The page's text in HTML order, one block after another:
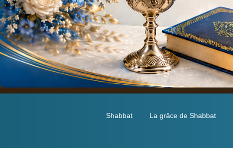
La grâce de Shabbat
Shabbat